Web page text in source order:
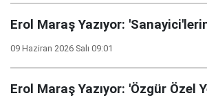
Erol Maraş Yazıyor:
09 Haziran 2026 Salı 09:01
Erol Maraş Yazıyor: 'Özgür Özel